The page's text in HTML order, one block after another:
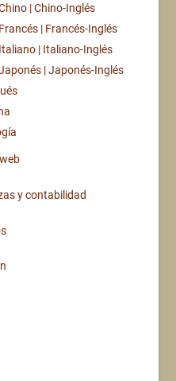
| Chino-Inglés
| Francés-Inglés
| Italiano-Inglés
| Japonés-Inglés
y contabilidad